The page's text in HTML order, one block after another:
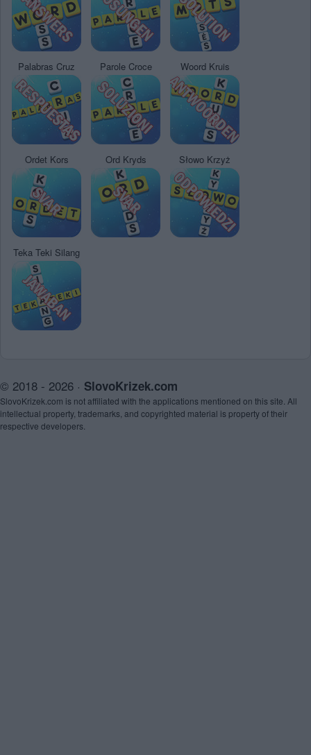
Palabras Cruz Parole Croce Woord Kruis
Ordet Kors Ord Kryds Słowo Krzyż
Teka Teki Silang
© 2018 - 2026 · SlovoKrizek.com
SlovoKrizek.com is not affiliated with the applications mentioned on this site. All
intellectual property, trademarks, and copyrighted material is property of their
respective developers.